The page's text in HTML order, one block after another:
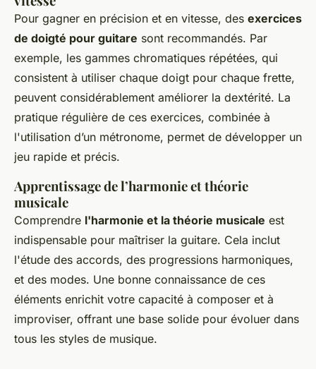
Pour gagner en précision et en vitesse, des exercices
de doigté pour guitare sont recommandés. Par
exemple, les gammes chromatiques répétées, qui
consistent à utiliser chaque doigt pour chaque frette,
peuvent considérablement améliorer la dextérité. La
pratique régulière de ces exercices, combinée à
l'utilisation d’un métronome, permet de développer un
jeu rapide et précis.
Apprentissage de l’harmonie et théorie
musicale
Comprendre l'harmonie et la théorie musicale est
indispensable pour maîtriser la guitare. Cela inclut
l'étude des accords, des progressions harmoniques,
et des modes. Une bonne connaissance de ces
éléments enrichit votre capacité à composer et à
improviser, offrant une base solide pour évoluer dans
tous les styles de musique.